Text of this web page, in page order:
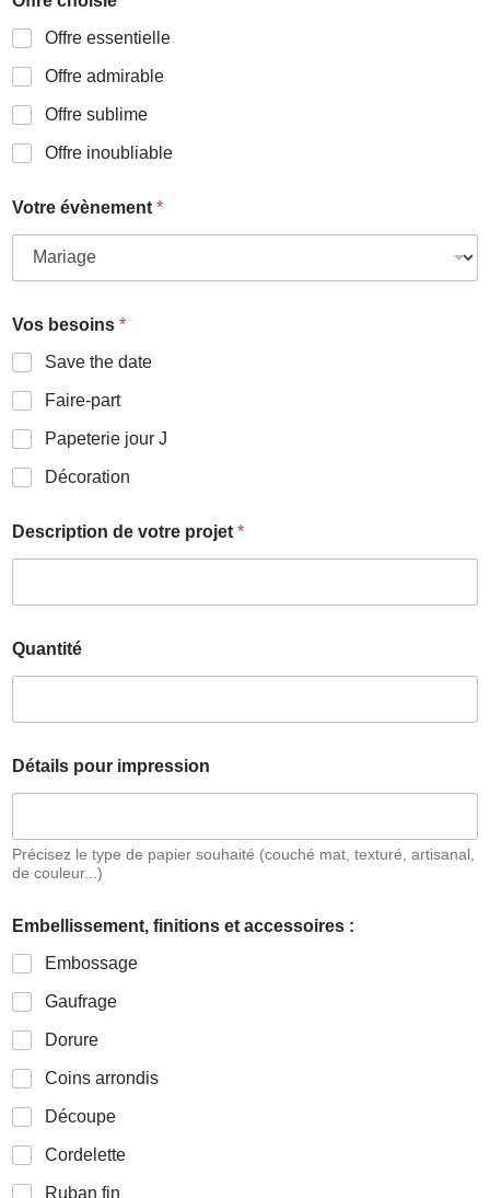
Offre essentielle
Offre admirable
Offre sublime
Offre inoubliable
Votre évènement *
Vos besoins *
Save the date
Faire-part
Papeterie jour J
Décoration
Description de votre projet *
Quantité
Détails pour impression
Précisez le type de papier souhaité (couché mat, texturé, artisanal,
de couleur...)
v
è
n
e
m
e
n
t
j
e
Embellissement, finitions et accessoires :
Embossage
Gaufrage
Dorure
Coins arrondis
Découpe
Cordelette
Ruban fin